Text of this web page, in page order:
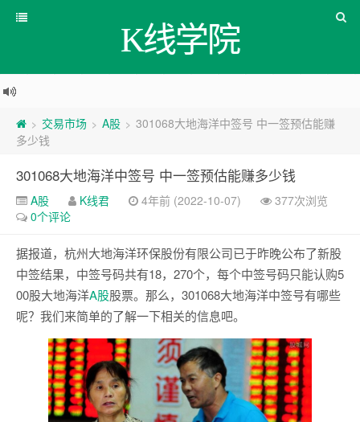
K线学院
> 交易市场 > A股 > 301068大地海洋中签号 中一签预估能赚
多少钱
301068大地海洋中签号 中一签预估能赚多少钱
A股 K线君 4年前 (2022-10-07)
377次浏览
0个评论
据报道，杭州大地海洋环保股份有限公司已于昨晚公布了新股
中签结果，中签号码共有18，270个，每个中签号码只能认购5
00股大地海洋A股股票。那么，301068大地海洋中签号有哪些
呢？我们来简单的了解一下相关的信息吧。